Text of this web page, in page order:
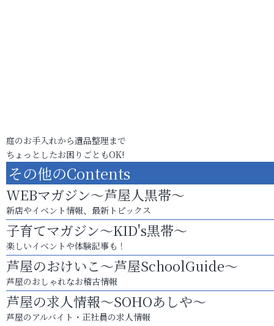
庭のお手入れから遺品整理まで
ちょっとしたお困りごともOK!
その他のContents
WEBマガジン～芦屋人黒帯～
新店やイベント情報、最新トピックス
子育てマガジン～KID's黒帯～
楽しいイベントや体験記事も！
芦屋のおけいこ～芦屋SchoolGuide～
芦屋のおしゃれなお稽古情報
芦屋の求人情報～SOHOあしや～
芦屋のアルバイト・正社員の求人情報